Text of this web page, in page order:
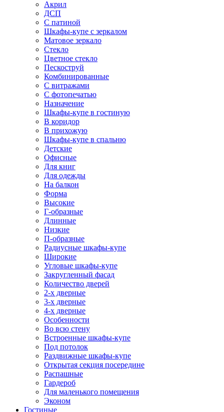
Акрил
ДСП
С патиной
Шкафы-купе с зеркалом
Матовое зеркало
Стекло
Цветное стекло
Пескоструй
Комбинированные
С витражами
С фотопечатью
Назначение
Шкафы-купе в гостиную
В коридор
В прихожую
Шкафы-купе в спальню
Детские
Офисные
Для книг
Для одежды
На балкон
Форма
Высокие
Г-образные
Длинные
Низкие
П-образные
Радиусные шкафы-купе
Широкие
Угловые шкафы-купе
Закругленный фасад
Количество дверей
2-х дверные
3-х дверные
4-х дверные
Особенности
Во всю стену
Встроенные шкафы-купе
Под потолок
Раздвижные шкафы-купе
Открытая секция посередине
Распашные
Гардероб
Для маленького помещения
Эконом
Гостиные